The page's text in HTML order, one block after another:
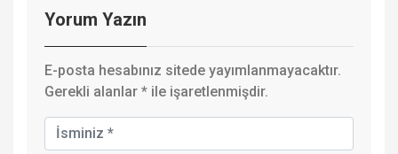
Yorum Yazın
E-posta hesabınız sitede yayımlanmayacaktır.
Gerekli alanlar * ile işaretlenmişdir.